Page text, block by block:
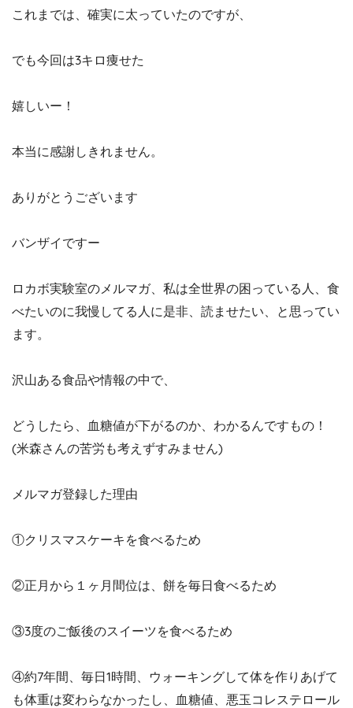
これまでは、確実に太っていたのですが、
でも今回は3キロ痩せた
嬉しいー！
本当に感謝しきれません。
ありがとうございます
バンザイですー
ロカボ実験室のメルマガ、私は全世界の困っている人、食
べたいのに我慢してる人に是非、読ませたい、と思ってい
ます。
沢山ある食品や情報の中で、
どうしたら、血糖値が下がるのか、わかるんですもの！
(米森さんの苦労も考えずすみません)
メルマガ登録した理由
①クリスマスケーキを食べるため
②正月から１ヶ月間位は、餅を毎日食べるため
③3度のご飯後のスイーツを食べるため
④約7年間、毎日1時間、ウォーキングして体を作りあげて
も体重は変わらなかったし、血糖値、悪玉コレステロール